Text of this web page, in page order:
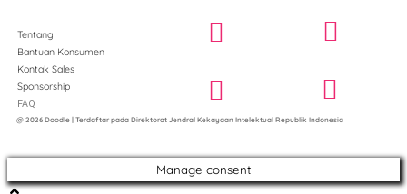
Tentang
Bantuan Konsumen
Kontak Sales
Sponsorship
FAQ
@ 2026 Doodle | Terdaftar pada Direktorat Jendral Kekayaan Intelektual Republik Indonesia
Manage consent